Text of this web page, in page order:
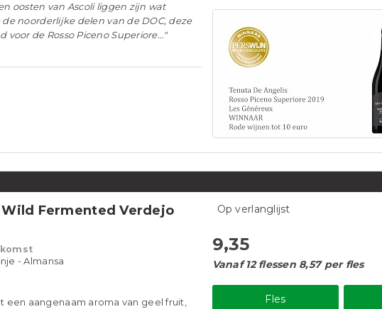
oosten van Ascoli liggen zijn wat
noorderlijke delen van de DOC, deze
de Rosso Piceno Superiore..."
Fermented Verdejo
- Almansa
aangenaam aroma van geel fruit,
Op verlanglijst
9,35
Vanaf 12 flessen 8,57 per fles
Fles